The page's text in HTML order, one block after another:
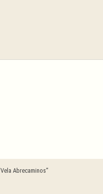
Abrecaminos”